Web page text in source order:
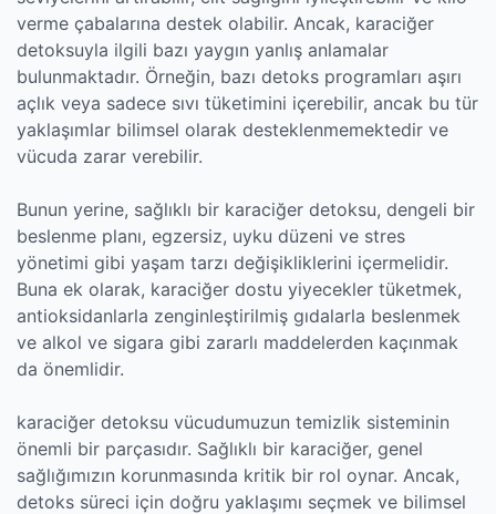
verme çabalarına destek olabilir. Ancak, karaciğer
detoksuyla ilgili bazı yaygın yanlış anlamalar
bulunmaktadır. Örneğin, bazı detoks programları aşırı
açlık veya sadece sıvı tüketimini içerebilir, ancak bu tür
yaklaşımlar bilimsel olarak desteklenmemektedir ve
vücuda zarar verebilir.
Bunun yerine, sağlıklı bir karaciğer detoksu, dengeli bir
beslenme planı, egzersiz, uyku düzeni ve stres
yönetimi gibi yaşam tarzı değişikliklerini içermelidir.
Buna ek olarak, karaciğer dostu yiyecekler tüketmek,
antioksidanlarla zenginleştirilmiş gıdalarla beslenmek
ve alkol ve sigara gibi zararlı maddelerden kaçınmak
da önemlidir.
karaciğer detoksu vücudumuzun temizlik sisteminin
önemli bir parçasıdır. Sağlıklı bir karaciğer, genel
sağlığımızın korunmasında kritik bir rol oynar. Ancak,
detoks süreci için doğru yaklaşımı seçmek ve bilimsel